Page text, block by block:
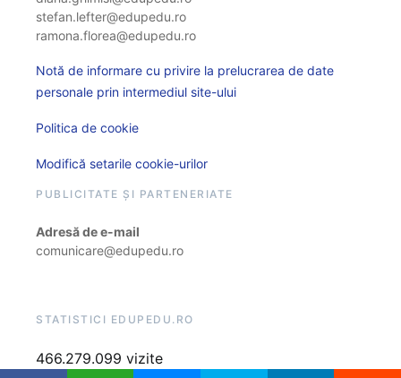
stefan.lefter@edupedu.ro
ramona.florea@edupedu.ro
Notă de informare cu privire la prelucrarea de date
personale prin intermediul site-ului
Politica de cookie
Modifică setarile cookie-urilor
PUBLICITATE ȘI PARTENERIATE
Adresă de e-mail
comunicare@edupedu.ro
STATISTICI EDUPEDU.RO
466.279.099 vizite